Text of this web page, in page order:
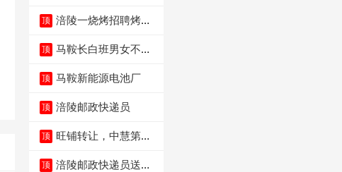
顶 涪陵一烧烤招聘烤工
顶 马鞍长白班男女不限
顶 马鞍新能源电池厂
顶 涪陵邮政快递员
顶 旺铺转让，中慧第一
顶 涪陵邮政快递员送货